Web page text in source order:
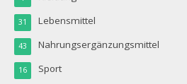
Lebensmittel
31
Nahrungsergänzungsmittel
43
Sport
16